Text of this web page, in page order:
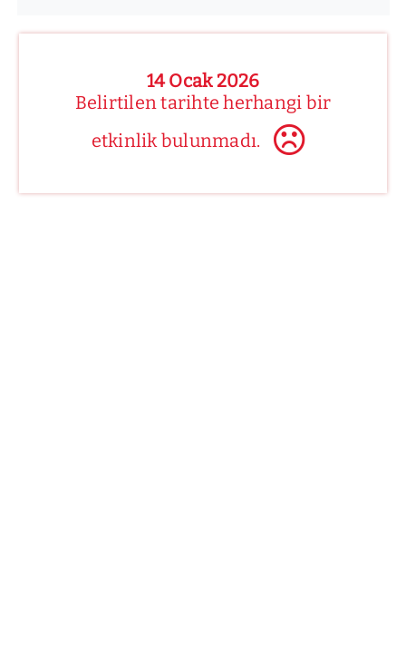
14 Ocak 2026
Belirtilen tarihte herhangi bir
etkinlik bulunmadı.